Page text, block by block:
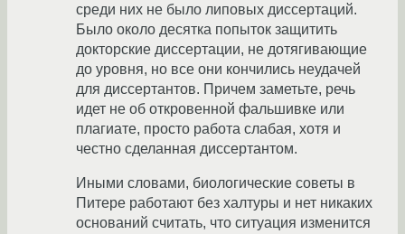
среди них не было липовых диссертаций.
Было около десятка попыток защитить
докторские диссертации, не дотягивающие
до уровня, но все они кончились неудачей
для диссертантов. Причем заметьте, речь
идет не об откровенной фальшивке или
плагиате, просто работа слабая, хотя и
честно сделанная диссертантом.
Иными словами, биологические советы в
Питере работают без халтуры и нет никаких
оснований считать, что ситуация изменится